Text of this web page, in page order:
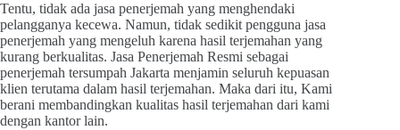
Tentu, tidak ada jasa penerjemah yang menghendaki
pelangganya kecewa. Namun, tidak sedikit pengguna jasa
penerjemah yang mengeluh karena hasil terjemahan yang
kurang berkualitas. Jasa Penerjemah Resmi sebagai
penerjemah tersumpah Jakarta menjamin seluruh kepuasan
klien terutama dalam hasil terjemahan. Maka dari itu, Kami
berani membandingkan kualitas hasil terjemahan dari kami
dengan kantor lain.